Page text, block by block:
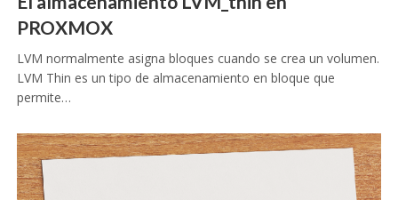
PROXMOX
LVM normalmente asigna bloques cuando se crea un volumen.
LVM Thin es un tipo de almacenamiento en bloque que
permite…